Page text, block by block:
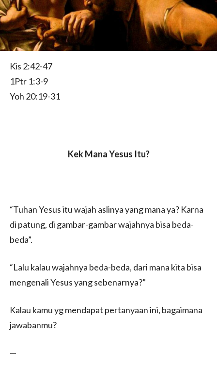
Kis 2:42-47
1Ptr 1:3-9
Yoh 20:19-31
Kek Mana Yesus Itu?
“Tuhan Yesus itu wajah aslinya yang mana ya? Karna
di patung, di gambar-gambar wajahnya bisa beda-
beda”.
“Lalu kalau wajahnya beda-beda, dari mana kita bisa
mengenali Yesus yang sebenarnya?”
Kalau kamu yg mendapat pertanyaan ini, bagaimana
jawabanmu?
—